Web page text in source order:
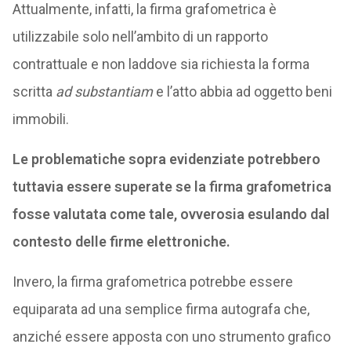
Attualmente, infatti, la firma grafometrica è
utilizzabile solo nell’ambito di un rapporto
contrattuale e non laddove sia richiesta la forma
scritta ad substantiame l’atto abbia ad oggetto beni
immobili.
Le problematiche sopra evidenziate potrebbero
tuttavia essere superate se la firma grafometrica
fosse valutata come tale, ovverosia esulando dal
contesto delle firme elettroniche.
Invero, la firma grafometrica potrebbe essere
equiparata ad una semplice firma autografa che,
anziché essere apposta con uno strumento grafico